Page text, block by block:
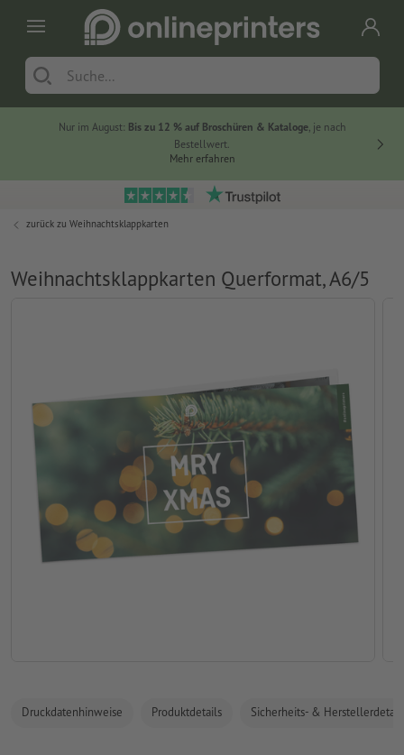
Nur im August: Bis zu 12 % auf Broschüren & Kataloge, je nach
Bestellwert.
Mehr erfahren
zurück zu Weihnachtsklappkarten
Weihnachtsklappkarten Querformat, A6/5
Druckdatenhinweise Produktdetails Sicherheits- &